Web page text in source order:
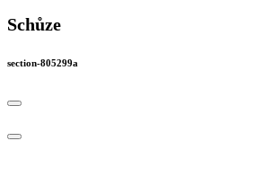
Schůze
section-805299a